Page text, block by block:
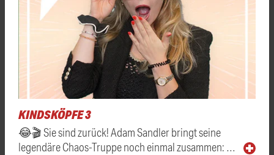
KINDSKÖPFE 3
😂🎬 Sie sind zurück! Adam Sandler bringt seine
legendäre Chaos-Truppe noch einmal zusammen: …